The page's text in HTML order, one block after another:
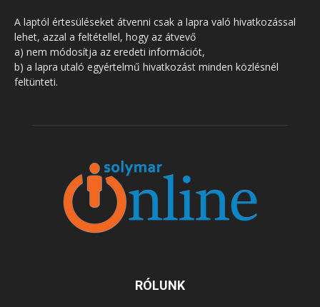
A laptól értesüléseket átvenni csak a lapra való hivatkozással
lehet, azzal a feltétellel, hogy az átvevő
a) nem módosítja az eredeti információt,
b) a lapra utaló egyértelmű hivatkozást minden közlésnél
feltünteti.
RÓLUNK